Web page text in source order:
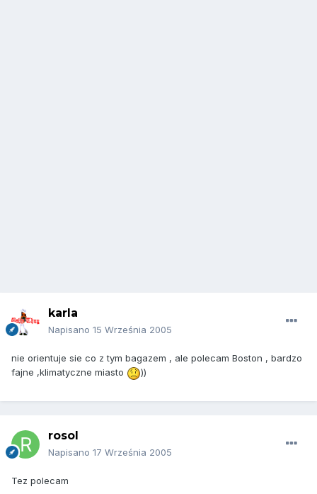
karla
Napisano 15 Września 2005
nie orientuje sie co z tym bagazem , ale polecam Boston , bardzo
fajne ,klimatyczne miasto
))
rosol
Napisano 17 Września 2005
Tez polecam